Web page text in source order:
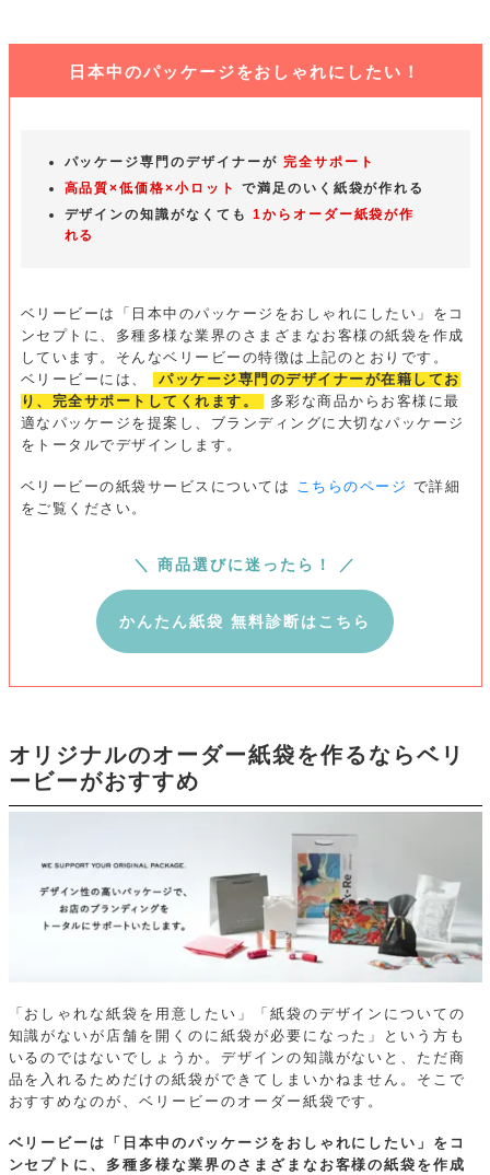
日本中のパッケージをおしゃれにしたい！
パッケージ専門のデザイナーが 完全サポート
高品質×低価格×小ロット
で満足のいく紙袋が作れる
デザインの知識がなくても 1からオーダー紙袋が作
れる
ベリービーは「日本中のパッケージをおしゃれにしたい」をコ
ンセプトに、多種多様な業界のさまざまなお客様の紙袋を作成
しています。そんなベリービーの特徴は上記のとおりです。
ベリービーには、
パッケージ専門のデザイナーが在籍してお
り、完全サポートしてくれます。
多彩な商品からお客様に最
適なパッケージを提案し、ブランディングに大切なパッケージ
をトータルでデザインします。
ベリービーの紙袋サービスについては こちらのページ で詳細
をご覧ください。
＼ 商品選びに迷ったら！ ／
かんたん紙袋 無料診断はこちら
オリジナルのオーダー紙袋を作るならベリ
ービーがおすすめ
「おしゃれな紙袋を用意したい」「紙袋のデザインについての
知識がないが店舗を開くのに紙袋が必要になった」という方も
いるのではないでしょうか。デザインの知識がないと、ただ商
品を入れるためだけの紙袋ができてしまいかねません。そこで
おすすめなのが、ベリービーのオーダー紙袋です。
ベリービーは「日本中のパッケージをおしゃれにしたい」をコ
ンセプトに、多種多様な業界のさまざまなお客様の紙袋を作成